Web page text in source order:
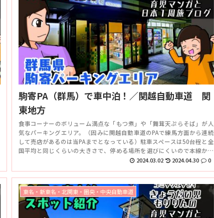
駒寄PA（群馬）で車中泊！／関越自動車道 関
東地方
食事コーナーのボリューム満点な「もつ煮」や「舞茸天ぷらそば」が人
気なパーキングエリア。（因みに関越自動車道のPAで練馬方面から連続
して売店があるのは当PAまでとなっている）駐車スペースは50台程と全
国平均と同じくらいの大きさで、停める場所を選びにくいので本線から
離れられず騒音からは逃げにくくなっていた。2024.03.02 2024.04.30 0
東名・新東名・北関東・圏央・中央自動車道